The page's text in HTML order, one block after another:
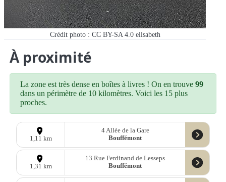
Crédit photo : CC BY-SA 4.0 elisabeth
À proximité
La zone est très dense en boîtes à livres ! On en trouve99
dans un périmètre de 10 kilomètres. Voici les 15 plus
proches.
1,11 km
4 Allée de la Gare
Bouffémont
1,31 km
13 Rue Ferdinand de Lesseps
Bouffémont